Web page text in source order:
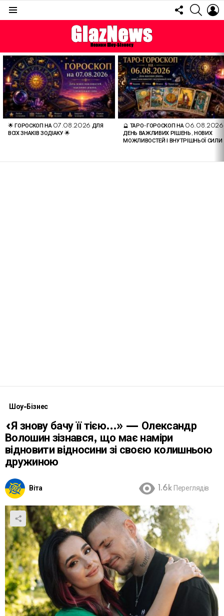
FOLLOW
US
ОСТАННІ
СТАТТІ
🌟 ГОРОСКОП НА 07.08.2026 ДЛЯ
ВСІХ ЗНАКІВ ЗОДІАКУ 🌟
🔮 ТАРО-ГОРОСКОП НА
ДЕНЬ ВАЖЛИВИХ РІШЕНЬ, НОВИХ
МОЖЛИВОСТЕЙ І ВНУТРІШНЬОЇ СИЛИ
Шоу-Бізнес
«Я знову бачу її тією…» — Олександр
Волошин зізнався, що має наміри
відновити відносини зі своєю колишньою
дружиною
Віта 1.6k Переглядів